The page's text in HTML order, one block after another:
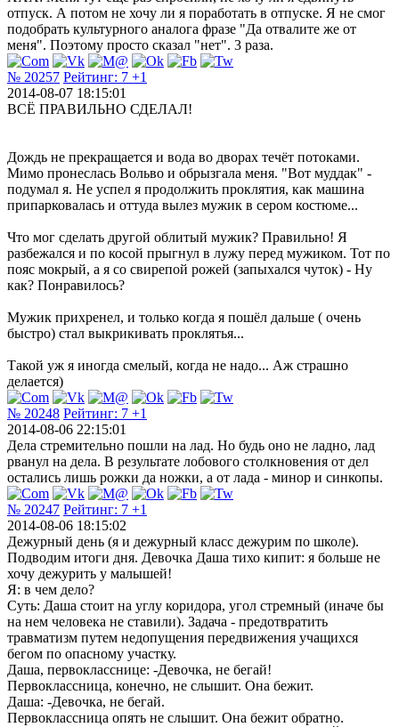
отпуск. А потом не хочу ли я поработать в отпуске. Я не смог
подобрать культурного аналога фразе "Да отвалите же от
меня". Поэтому просто сказал "нет". 3 раза.
№ 20257 Рейтинг: 7 +1
2014-08-07 18:15:01
ВСЁ ПРАВИЛЬНО СДЕЛАЛ!
Дождь не прекращается и вода во дворах течёт потоками.
Мимо пронеслась Вольво и обрызгала меня. "Вот муддак" -
подумал я. Не успел я продолжить проклятия, как машина
припарковалась и оттуда вылез мужик в сером костюме...
Что мог сделать другой облитый мужик? Правильно! Я
разбежался и по косой прыгнул в лужу перед мужиком. Тот по
пояс мокрый, а я со свирепой рожей (запыхался чуток) - Ну
как? Понравилось?
Мужик прихренел, и только когда я пошёл дальше ( очень
быстро) стал выкрикивать проклятья...
Такой уж я иногда смелый, когда не надо... Аж страшно
делается)
№ 20248 Рейтинг: 7 +1
2014-08-06 22:15:01
Дела стремительно пошли на лад. Но будь оно не ладно, лад
рванул на дела. В результате лобового столкновения от дел
остались лишь рожки да ножки, а от лада - минор и синкопы.
№ 20247 Рейтинг: 7 +1
2014-08-06 18:15:02
Дежурный день (я и дежурный класс дежурим по школе).
Подводим итоги дня. Девочка Даша тихо кипит: я больше не
хочу дежурить у малышей!
Я: в чем дело?
Суть: Даша стоит на углу коридора, угол стремный (иначе бы
на нем человека не ставили). Задача - предотвратить
травматизм путем недопущения передвижения учащихся
бегом по опасному участку.
Даша, первокласснице: -Девочка, не бегай!
Первоклассница, конечно, не слышит. Она бежит.
Даша: -Девочка, не бегай.
Первоклассница опять не слышит. Она бежит обратно.